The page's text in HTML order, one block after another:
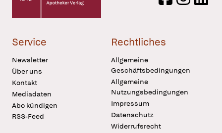
Service
Newsletter
Über uns
Kontakt
Mediadaten
Abo kündigen
RSS-Feed
Rechtliches
Allgemeine
Geschäftsbedingungen
Allgemeine
Nutzungsbedingungen
Impressum
Datenschutz
Widerrufsrecht